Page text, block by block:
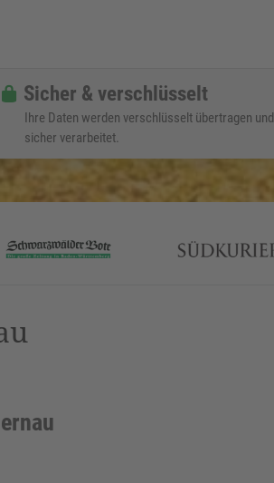
Sicher & verschlüsselt
Ihre Daten werden verschlüsselt übertragen und
sicher verarbeitet.